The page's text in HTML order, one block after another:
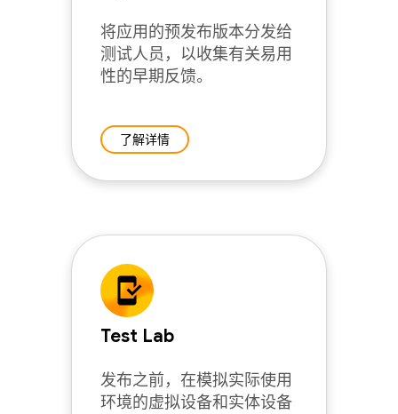
将应用的预发布版本分发给
测试人员，以收集有关易用
性的早期反馈。
了解详情
Test Lab
发布之前，在模拟实际使用
环境的虚拟设备和实体设备